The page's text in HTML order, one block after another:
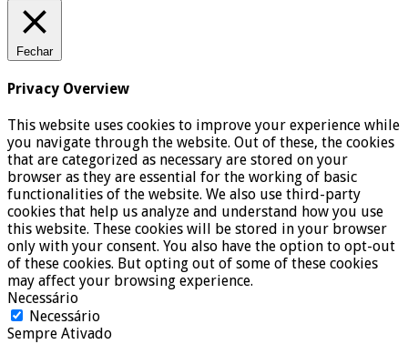
Fechar
Privacy Overview
This website uses cookies to improve your experience while
you navigate through the website. Out of these, the cookies
that are categorized as necessary are stored on your
browser as they are essential for the working of basic
functionalities of the website. We also use third-party
cookies that help us analyze and understand how you use
this website. These cookies will be stored in your browser
only with your consent. You also have the option to opt-out
of these cookies. But opting out of some of these cookies
may affect your browsing experience.
Necessário
Necessário
Sempre Ativado